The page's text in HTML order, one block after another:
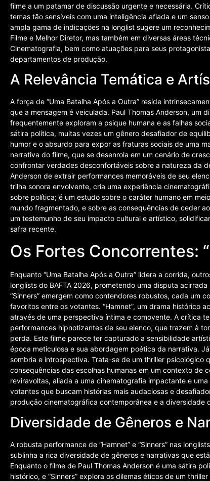
filme a um patamar de discussão urgente e necessária.
temas tão sensíveis com uma inteligência afiada e um
ampla gama de indicações na longlist sugere um
Filme e Melhor Diretor, mas também em diversas áreas
Cinematografia, bem como atuações para seus
departamentos de produção.
A Relevância Temática e
A força de “Uma Batalha Após a Outra” reside
que a mensagem é veiculada. Paul Thomas Anderson, um
frequentemente exploram a psique humana e as falhas
sátira política, muitas vezes um gênero desafiador de
humor e o absurdo para expor as fraturas sociais de uma
narrativa do filme, que se desenrola em um cenário de
confrontar verdades desconfortáveis sobre a natureza da
Anderson de extrair performances memoráveis de seu
trilha sonora envolvente, cria uma experiência
sobre política; é um estudo sobre o caráter humano em
mundo fragmentado, e sobre as consequências de ceder
um testemunho de seu impacto cultural e artístico,
safra recente.
Os Fortes Concorrentes:
Enquanto “Uma Batalha Após a Outra” lidera a corrida,
longlists do BAFTA 2026, prometendo uma disputa
“Sinners” emergem como contendores robustos, cada um
favoritos entre os votantes. “Hamnet”, um drama histórico
através de uma perspectiva íntima e comovente. A crítica
performances hipnotizantes de seu elenco, que trazem à
perda. Este filme parece ter capturado a sensibilidade
época meticulosa e sua abordagem poética da narrativa.
sombria e introspectiva. Trata-se de um thriller psicológico
consequências das escolhas humanas em um contexto de
reviravoltas, aliada a uma cinematografia impactante e
votantes que buscam histórias mais audaciosas e
produção cinematográfica contemporânea e a diversidade
Diversidade de Gêneros e
A robusta performance de “Hamnet” e “Sinners” nas
sublinha a rica diversidade de gêneros e narrativas que
Enquanto o filme de Paul Thomas Anderson é uma sátira
histórico, e “Sinners” explora os dilemas éticos de um